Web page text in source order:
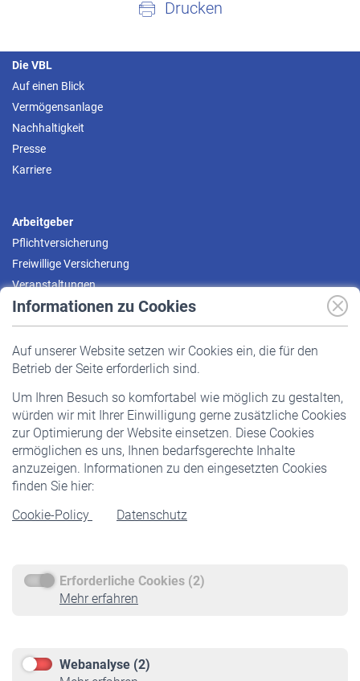
Informationen zu Cookies
Auf unserer Website setzen wir Cookies ein, die für den
Betrieb der Seite erforderlich sind.
Um Ihren Besuch so komfortabel wie möglich zu gestalten,
würden wir mit Ihrer Einwilligung gerne zusätzliche Cookies
zur Optimierung der Website einsetzen. Diese Cookies
ermöglichen es uns, Ihnen bedarfsgerechte Inhalte
anzuzeigen. Informationen zu den eingesetzten Cookies
finden Sie hier:
Cookie-Policy
Datenschutz
Erforderliche Cookies (2)
Mehr erfahren
Webanalyse (2)
Drucken
Die VBL
Auf einen Blick
Vermögensanlage
Nachhaltigkeit
Presse
Karriere
Arbeitgeber
Pflichtversicherung
Freiwillige Versicherung
Veranstaltungen
Pflichtversicherung
Staatliche Förderung
Veranstaltungen
Rentner
Rentenbeginn
Rente beantragen
Service
Informationen
Online-Rechner